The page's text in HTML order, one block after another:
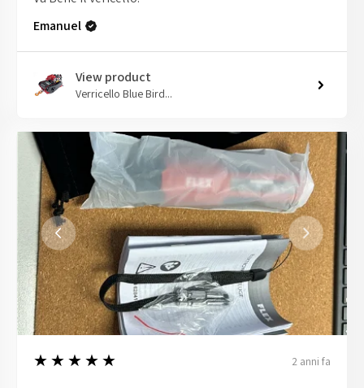
Emanuel
View product
Verricello Blue Bird...
5
★★★★★ 2 anni fa